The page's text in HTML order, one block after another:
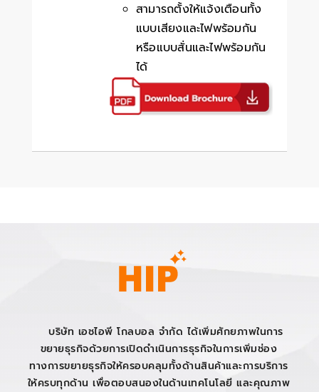
สามารถตั้งให้แจ้งเตือนทั้ง
แบบเสียงและไฟพร้อมกัน
หรือแบบสั่นและไฟพร้อมกัน
ได้
บริษัท เอชไอพี โกลบอล จำกัด ได้เพิ่มศักยภาพในการ
ขยายธุรกิจด้วยการเปิดดำเนินการธุรกิจในการเพิ่มช่อง
ทางการขยายธุรกิจให้ครอบคลุมทั้งด้านสินค้าและการบริการ
ให้ครบทุกด้าน เพื่อตอบสนองในด้านเทคโนโลยี และคุณภาพ